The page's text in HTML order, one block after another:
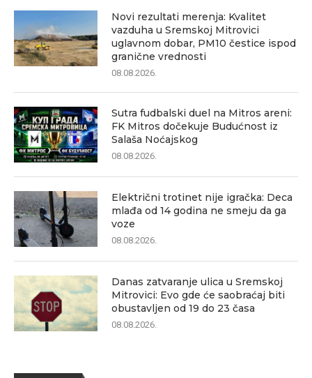
Novi rezultati merenja: Kvalitet
vazduha u Sremskoj Mitrovici
uglavnom dobar, PM10 čestice ispod
granične vrednosti
08.08.2026.
Sutra fudbalski duel na Mitros areni:
FK Mitros dočekuje Budućnost iz
Salaša Noćajskog
08.08.2026.
Električni trotinet nije igračka: Deca
mlađa od 14 godina ne smeju da ga
voze
08.08.2026.
Danas zatvaranje ulica u Sremskoj
Mitrovici: Evo gde će saobraćaj biti
obustavljen od 19 do 23 časa
08.08.2026.